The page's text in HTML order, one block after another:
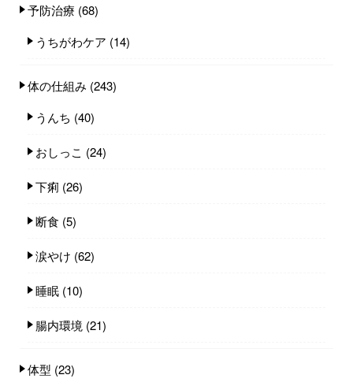
予防治療 (68)
うちがわケア (14)
体の仕組み (243)
うんち (40)
おしっこ (24)
下痢 (26)
断食 (5)
涙やけ (62)
睡眠 (10)
腸内環境 (21)
体型 (23)